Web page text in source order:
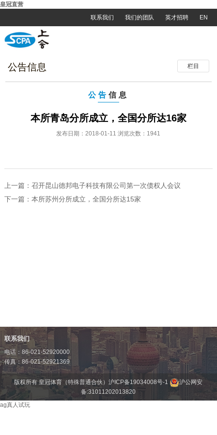
皇冠直营
联系我们
我们的团队 英才招聘 EN
栏目
公告信息
公告 信息
本所青岛分所成立，全国分所达16家
发布日期：2018-01-11 浏览次数：1941
上一篇： 召开昆山德邦电子科技有限公司第一次债权人会议
下一篇： 本所苏州分所成立，全国分所达15家
联系我们
电话：86-021-52920000
传真：86-021-52921369
版权所有 皇冠体育（特殊普通合伙）沪ICP备19034008号-1
沪公网安
备:31011202013820
ag真人试玩